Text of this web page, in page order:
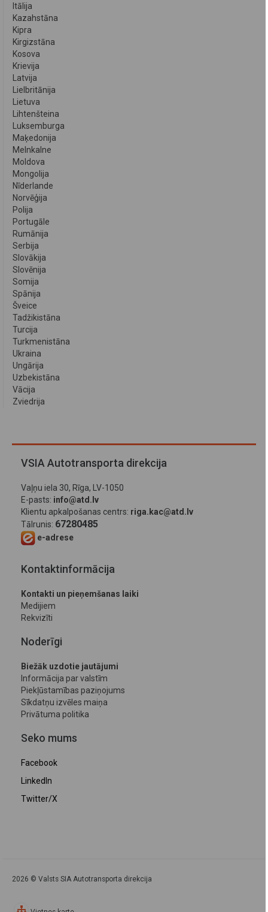
Itālija
Kazahstāna
Kipra
Kirgizstāna
Kosova
Krievija
Latvija
Lielbritānija
Lietuva
Lihtenšteina
Luksemburga
Maķedonija
Melnkalne
Moldova
Mongolija
Nīderlande
Norvēģija
Polija
Portugāle
Rumānija
Serbija
Slovākija
Slovēnija
Somija
Spānija
Šveice
Tadžikistāna
Turcija
Turkmenistāna
Ukraina
Ungārija
Uzbekistāna
Vācija
Zviedrija
VSIA Autotransporta direkcija
Vaļņu iela 30, Rīga, LV-1050
E-pasts: info@atd.lv
Klientu apkalpošanas centrs: riga.kac@atd.lv
Tālrunis: 67280485
e-adrese
Kontaktinformācija
Kontakti un pieņemšanas laiki
Medijiem
Rekvizīti
Noderīgi
Biežāk uzdotie jautājumi
Informācija par valstīm
Piekļūstamības paziņojums
Sīkdatņu izvēles maiņa
Privātuma politika
Seko mums
Facebook
LinkedIn
Twitter/X
2026 © Valsts SIA Autotransporta direkcija